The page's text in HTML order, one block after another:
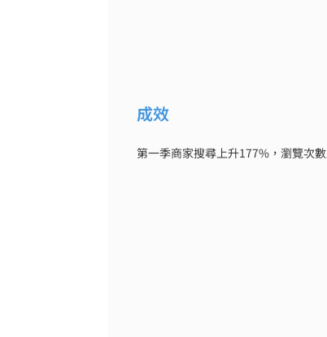
成效
第一季商家搜尋上升177%，瀏覽次